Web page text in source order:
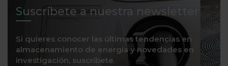
Suscríbete a nuestra newsletter
Si quieres conocer las últimas tendencias en
almacenamiento de energía y novedades en
investigación, suscríbete.